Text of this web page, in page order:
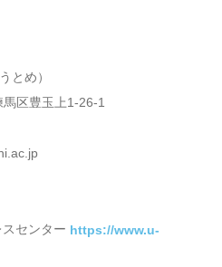
とめ）
区豊玉上1-26-1
スセンター https://www.u-